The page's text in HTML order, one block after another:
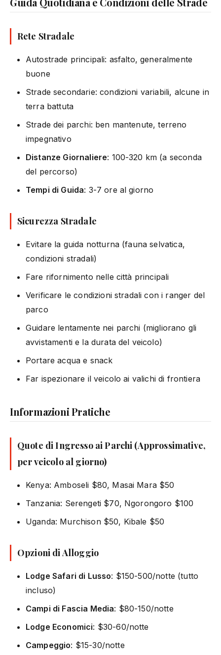
Rete Stradale
Autostrade principali: asfalto, generalmente
buone
Strade secondarie: condizioni variabili, alcune in
terra battuta
Strade dei parchi: ben mantenute, terreno
impegnativo
Distanze Giornaliere: 100-320 km (a seconda
del percorso)
Tempi di Guida: 3-7 ore al giorno
Sicurezza Stradale
Evitare la guida notturna (fauna selvatica,
condizioni stradali)
Fare rifornimento nelle città principali
Verificare le condizioni stradali con i ranger del
parco
Guidare lentamente nei parchi (migliorano gli
avvistamenti e la durata del veicolo)
Portare acqua e snack
Far ispezionare il veicolo ai valichi di frontiera
Informazioni Pratiche
Quote di Ingresso ai Parchi (Approssimative,
per veicolo al giorno)
Kenya: Amboseli $80, Masai Mara $50
Tanzania: Serengeti $70, Ngorongoro $100
Uganda: Murchison $50, Kibale $50
Opzioni di Alloggio
Lodge Safari di Lusso: $150-500/notte (tutto
incluso)
Campi di Fascia Media: $80-150/notte
Lodge Economici: $30-60/notte
Campeggio: $15-30/notte